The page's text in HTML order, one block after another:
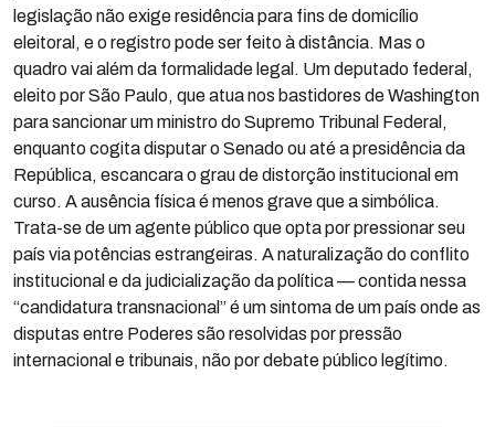
legislação não exige residência para fins de domicílio
eleitoral, e o registro pode ser feito à distância. Mas o
quadro vai além da formalidade legal. Um deputado federal,
eleito por São Paulo, que atua nos bastidores de Washington
para sancionar um ministro do Supremo Tribunal Federal,
enquanto cogita disputar o Senado ou até a presidência da
República, escancara o grau de distorção institucional em
curso. A ausência física é menos grave que a simbólica.
Trata-se de um agente público que opta por pressionar seu
país via potências estrangeiras. A naturalização do conflito
institucional e da judicialização da política — contida nessa
“candidatura transnacional” é um sintoma de um país onde as
disputas entre Poderes são resolvidas por pressão
internacional e tribunais, não por debate público legítimo.